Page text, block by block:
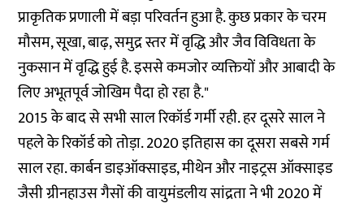
प्राकृतिक प्रणाली में बड़ा परिवर्तन हुआ है. कुछ प्रकार के चरम
मौसम, सूखा, बाढ़, समुद्र स्तर में वृद्धि और जैव विविधता के
नुकसान में वृद्धि हुई है. इससे कमजोर व्यक्तियों और आबादी के
लिए अभूतपूर्व जोखिम पैदा हो रहा है."
2015 के बाद से सभी साल रिकॉर्ड गर्मी रही. हर दूसरे साल ने
पहले के रिकॉर्ड को तोड़ा. 2020 इतिहास का दूसरा सबसे गर्म
साल रहा. कार्बन डाइऑक्साइड, मीथेन और नाइट्रस ऑक्साइड
जैसी ग्रीनहाउस गैसों की वायुमंडलीय सांद्रता ने भी 2020 में